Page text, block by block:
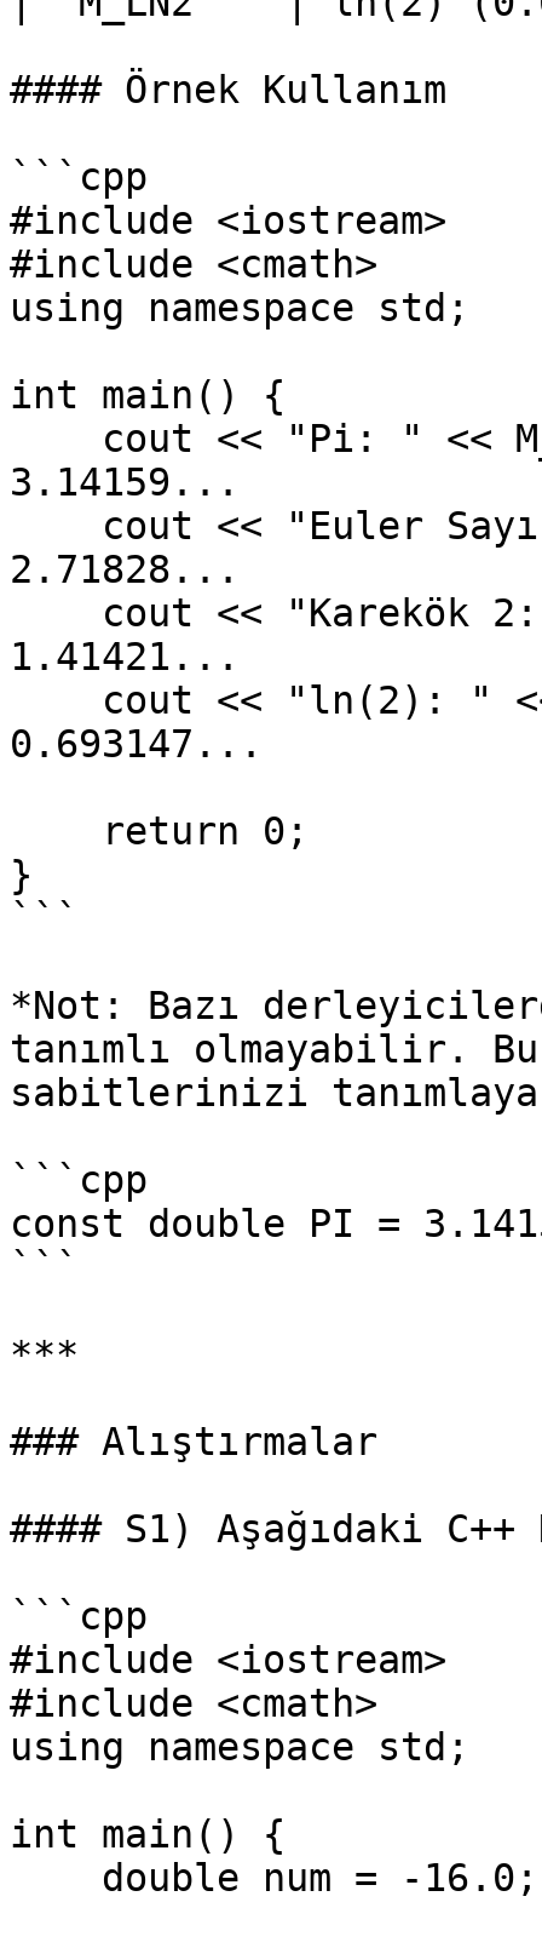
#### Örnek Kullanım
```cpp
#include <iostream>
#include <cmath>
using namespace std;
int main() {
3.14159...
2.71828...
1.41421...
0.693147...
}
```
*Not: Bazı
tanımlı olmayabilir.
sabitlerinizi
```cpp
const double PI =
```
***
### Alıştırmalar
#### S1) Aşağıdaki C++
```cpp
#include <iostream>
#include <cmath>
using namespace std;
int main() {